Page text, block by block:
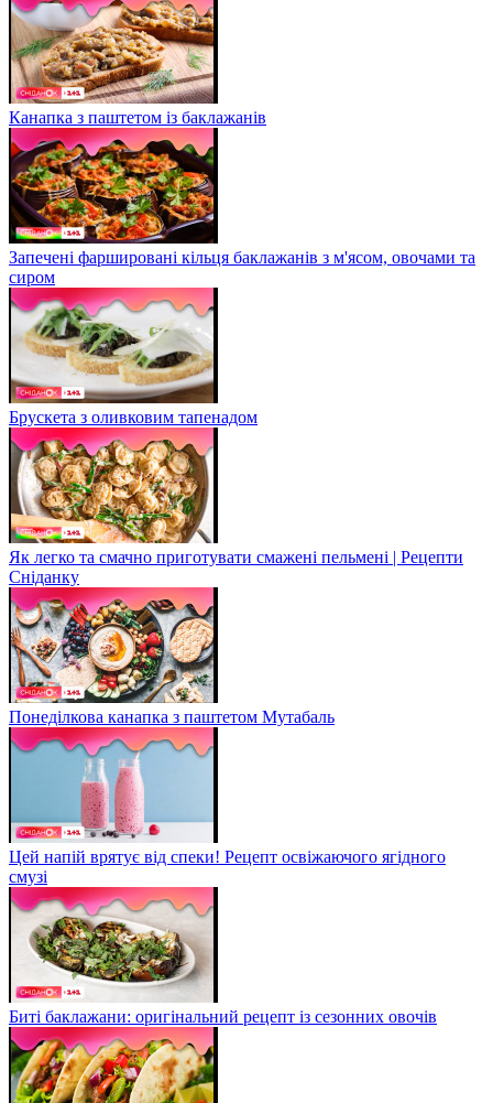
Канапка з паштетом із баклажанів
Запечені фаршировані кільця баклажанів з м'ясом, овочами та
сиром
Брускета з оливковим тапенадом
Як легко та смачно приготувати смажені пельмені | Рецепти
Сніданку
Понеділкова канапка з паштетом Мутабаль
Цей напій врятує від спеки! Рецепт освіжаючого ягідного
смузі
Биті баклажани: оригінальний рецепт із сезонних овочів